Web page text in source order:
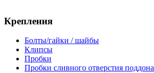
Крепления
Болты/гайки / шайбы
Клипсы
Пробки
Пробки сливного отверстия поддона